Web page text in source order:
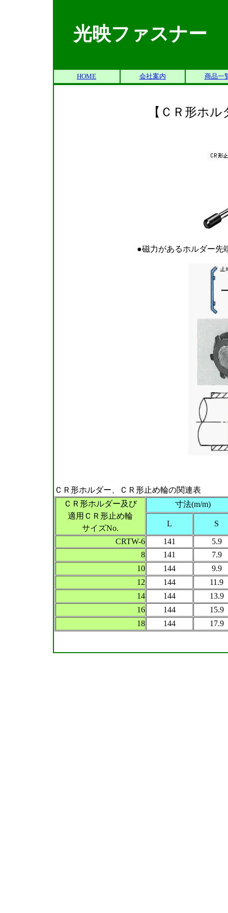
光映ファスナー
HOME 会社案内 商品一
【ＣＲ形ホル
●磁力があるホルダー先
ＣＲ形ホルダー、ＣＲ形止め輪の関連表
ＣＲ形ホルダー及び
適用ＣＲ形止め輪
サイズNo.
寸法(m/m)
L S
CRTW-6 141
5.9
8
141
7.9
10
144
9.9
12
144
11.9
14
144
13.9
16
144
15.9
18
144 17.9